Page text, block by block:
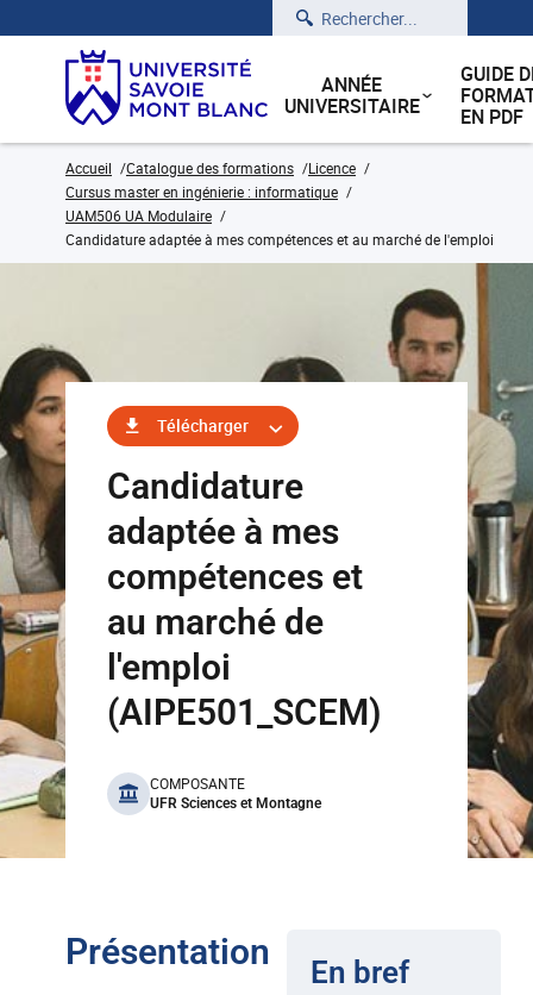
Rechercher
ANNÉE
UNIVERSITAIRE
GUIDE
EN PDF
Accueil Catalogue des formations
Licence
Cursus master en ingénierie : informatique
UAM506 UA Modulaire
Candidature adaptée à mes compétences et au marché de l'emploi
Télécharger
Candidature
adaptée à mes
compétences et
au marché de
l'emploi
(AIPE501_SCEM)
benefits
COMPOSANTE
UFR Sciences et Montagne
Présentation En bref